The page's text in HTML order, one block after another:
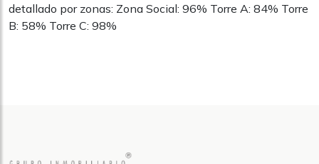
detallado por zonas: Zona Social: 96% Torre A: 84% Torre
B: 58% Torre C: 98%